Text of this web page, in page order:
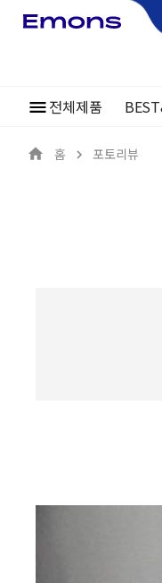
전체제품
홈 포토리뷰